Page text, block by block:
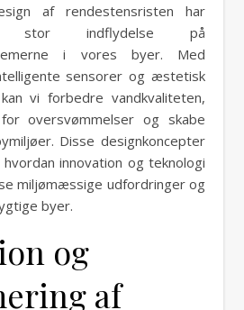
af rendestensristen har
stor indflydelse på
i vores byer. Med
sensorer og æstetisk
vi forbedre vandkvaliteten,
oversvømmelser og skabe
Disse designkoncepter
innovation og teknologi
miljømæssige udfordringer og
byer.
og
af